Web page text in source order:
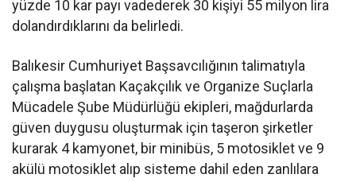
yüzde 10 kar payı vadederek 30 kişiyi 55 milyon lira
dolandırdıklarını da belirledi.
Balıkesir Cumhuriyet Başsavcılığının talimatıyla
çalışma başlatan Kaçakçılık ve Organize Suçlarla
Mücadele Şube Müdürlüğü ekipleri, mağdurlarda
güven duygusu oluşturmak için taşeron şirketler
kurarak 4 kamyonet, bir minibüs, 5 motosiklet ve 9
akülü motosiklet alıp sisteme dahil eden zanlılara